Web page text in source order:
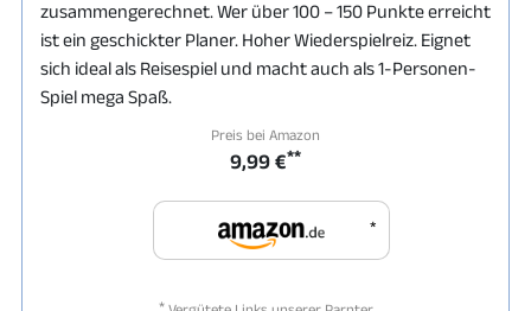
zusammengerechnet. Wer über 100 – 150 Punkte erreicht
ist ein geschickter Planer. Hoher Wiederspielreiz. Eignet
sich ideal als Reisespiel und macht auch als 1-Personen-
Spiel mega Spaß.
Preis bei Amazon
9,99 €**
*
*